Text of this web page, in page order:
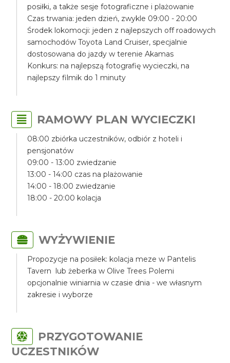
posiłki, a także sesje fotograficzne i plażowanie
Czas trwania: jeden dzień, zwykle 09:00 - 20:00
Środek lokomocji: jeden z najlepszych off roadowych
samochodów Toyota Land Cruiser, specjalnie
dostosowana do jazdy w terenie Akamas
Konkurs: na najlepszą fotografię wycieczki, na
najlepszy filmik do 1 minuty
RAMOWY PLAN WYCIECZKI
08:00 zbiórka uczestników, odbiór z hoteli i
pensjonatów
09:00 - 13:00 zwiedzanie
13:00 - 14:00 czas na plażowanie
14:00 - 18:00 zwiedzanie
18:00 - 20:00 kolacja
WYŻYWIENIE
Propozycje na posiłek: kolacja meze w Pantelis
Tavern lub żeberka w Olive Trees Polemi
opcjonalnie winiarnia w czasie dnia - we własnym
zakresie i wyborze
PRZYGOTOWANIE
UCZESTNIKÓW